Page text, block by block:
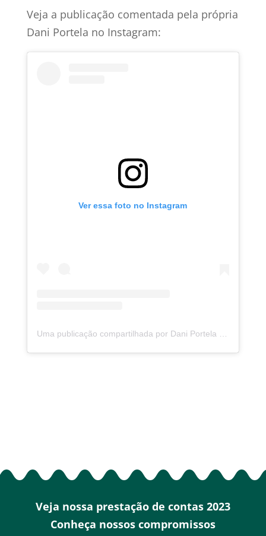
Veja a publicação comentada pela própria
Dani Portela no Instagram:
Ver essa foto no Instagram
Veja nossa prestação de contas 2023
Conheça nossos compromissos